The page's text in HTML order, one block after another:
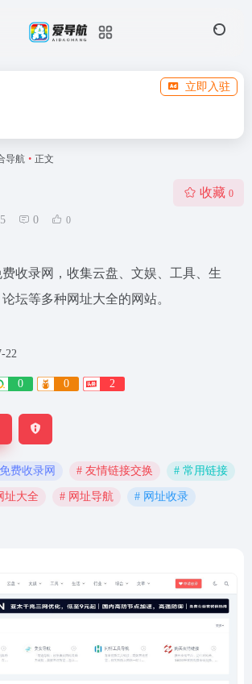
立即入驻
导航 • 正文
0 0
收藏 0
收录网，收集云盘、文娱、工具、生
坛等多种网址大全的网站。
22
0 0 2
费收录网 # 友情链接交换 # 常用链接
址大全 # 网址导航 # 网址收录